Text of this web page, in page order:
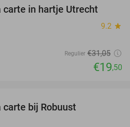
carte in hartje Utrecht
9.2 star
Regulier €31,05
€19,50
bij Robuust